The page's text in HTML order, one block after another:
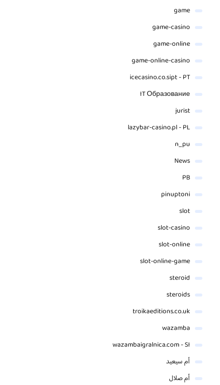
game
game-casino
game-online
game-online-casino
icecasino.co.sipt - PT
IT Образование
jurist
lazybar-casino.pl - PL
n_pu
News
PB
pinuptoni
slot
slot-casino
slot-online
slot-online-game
steroid
steroids
troikaeditions.co.uk
wazamba
wazambaigralnica.com - SI
أم سيعيد
أم صلال